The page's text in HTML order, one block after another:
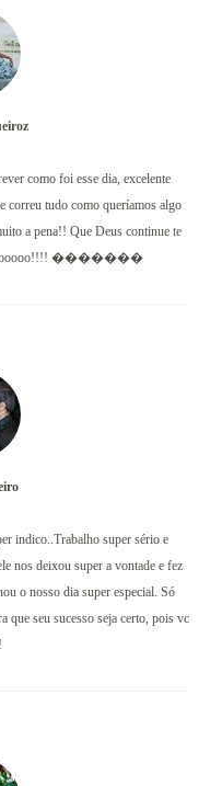
como foi esse dia, excelente
correu tudo como queríamos algo
a pena!! Que Deus continue te
�������
indico..Trabalho super sério e
nos deixou super a vontade e fez
o nosso dia super especial. Só
que seu sucesso seja certo, pois vc